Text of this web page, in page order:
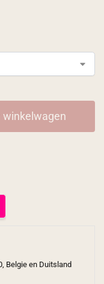
winkelwagen
Belgie en Duitsland